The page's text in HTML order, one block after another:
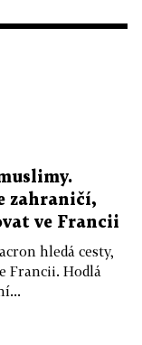
zahraničí,
ve Francii
hledá cesty,
Francii. Hodlá